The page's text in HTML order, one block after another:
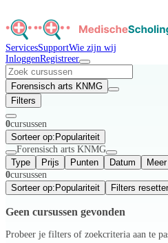
ServicesSupportWie zijn wij
InloggenRegistreer
Forensisch arts KNMG
Filters
0cursussen
Sorteer op: Populariteit
Forensisch arts KNMG
Type
Prijs Punten Datum
0cursussen
Sorteer op: Populariteit Filters
Geen cursussen gevonden
Probeer je filters of zoekcriteria aan te